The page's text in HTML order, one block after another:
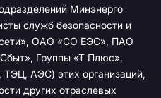
Минэнерго
служб безопасности и
ОАО «СО ЕЭС», ПАО
Группы «Т Плюс»,
АЭС) этих организаций,
других отраслевых